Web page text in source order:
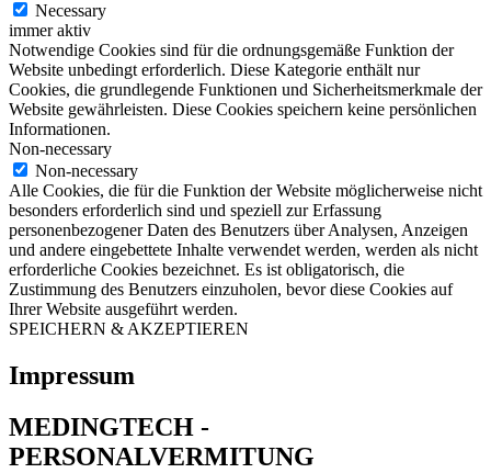
Necessary
immer aktiv
Notwendige Cookies sind für die ordnungsgemäße Funktion der
Website unbedingt erforderlich. Diese Kategorie enthält nur
Cookies, die grundlegende Funktionen und Sicherheitsmerkmale der
Website gewährleisten. Diese Cookies speichern keine persönlichen
Informationen.
Non-necessary
Non-necessary
Alle Cookies, die für die Funktion der Website möglicherweise nicht
besonders erforderlich sind und speziell zur Erfassung
personenbezogener Daten des Benutzers über Analysen, Anzeigen
und andere eingebettete Inhalte verwendet werden, werden als nicht
erforderliche Cookies bezeichnet. Es ist obligatorisch, die
Zustimmung des Benutzers einzuholen, bevor diese Cookies auf
Ihrer Website ausgeführt werden.
SPEICHERN & AKZEPTIEREN
Impressum
MEDINGTECH -
PERSONALVERMITUNG